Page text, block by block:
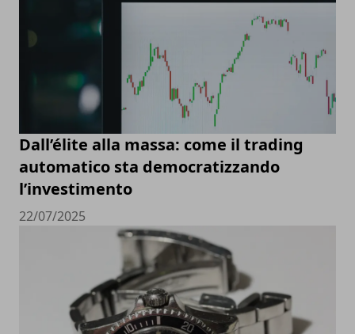
Dall’élite alla massa: come il trading
automatico sta democratizzando
l’investimento
22/07/2025